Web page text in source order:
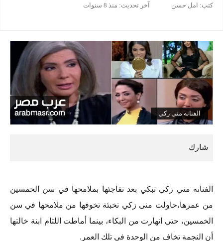
كتب: امل حسن آخر تحديث: منذ 8 سنوات
الفنانه مني زكي
الفنانه مني زكي تبكي بعد تفاجئها بملامحها في سن الخمسين
من عمرها،حاولت منى زكي تخبئة تخوفها من ملامحها في سن
الخمسين، حتى انهارت من البكاء، بينما أماطت اللثام ابنة خالتها
أن النجمة تخاف من الوحدة في تلك العمر.